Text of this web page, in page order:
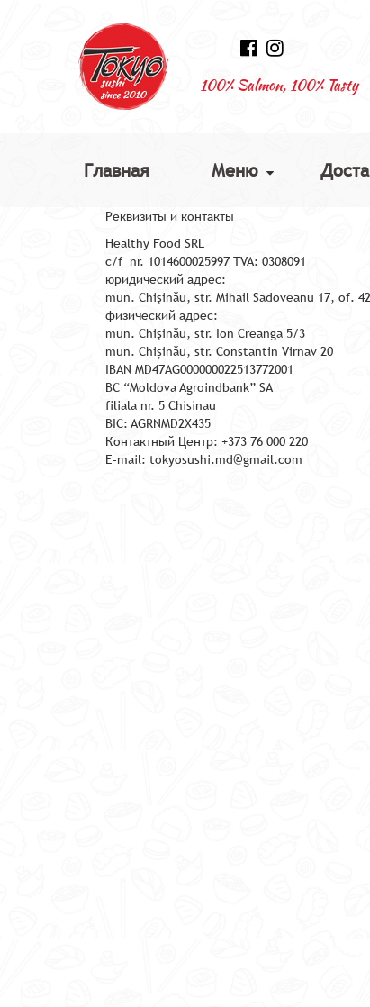
100% Salmon, 100% Tasty
Главная Меню
Реквизиты и контакты
Healthy Food SRL
c/f nr. 1014600025997 TVA: 0308091
юридический адрес:
mun. Chişinău, str. Mihail Sadoveanu 17, of.
физический адрес:
mun. Chişinău, str. Ion Creanga 5/3
mun. Chișinău, str. Constantin Virnav 20
IBAN MD47AG000000022513772001
BC “Moldova Agroindbank” SA
filiala nr. 5 Chisinau
BIC: AGRNMD2X435
Контактный Центр: +373 76 000 220
E-mail: tokyosushi.md@gmail.com